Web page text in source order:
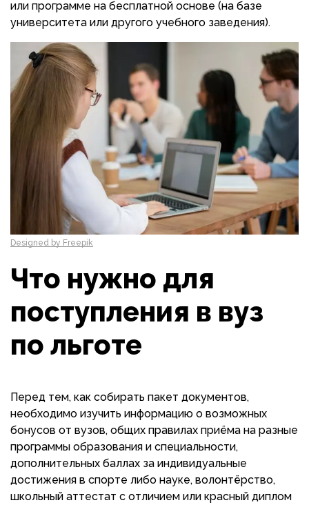
или программе на бесплатной основе (на базе
университета или другого учебного заведения).
Designed by Freepik
Что нужно для
поступления в вуз
по льготе
Перед тем, как собирать пакет документов,
необходимо изучить информацию о возможных
бонусов от вузов, общих правилах приёма на разные
программы образования и специальности,
дополнительных баллах за индивидуальные
достижения в спорте либо науке, волонтёрство,
школьный аттестат с отличием или красный диплом